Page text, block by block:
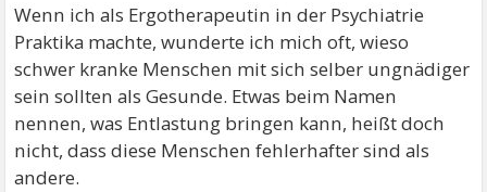
Wenn ich als Ergotherapeutin in der Psychiatrie
Praktika machte, wunderte ich mich oft, wieso
schwer kranke Menschen mit sich selber ungnädiger
sein sollten als Gesunde. Etwas beim Namen
nennen, was Entlastung bringen kann, heißt doch
nicht, dass diese Menschen fehlerhafter sind als
andere.